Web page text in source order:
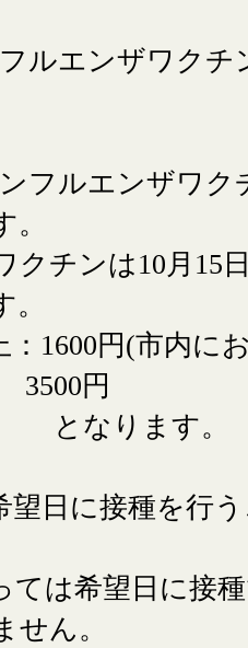
ルエンザワクチ
フルエンザワク
クチンは10月15
1600円(市内に
3500円
なります。
望日に接種を行
ては希望日に接
せん。